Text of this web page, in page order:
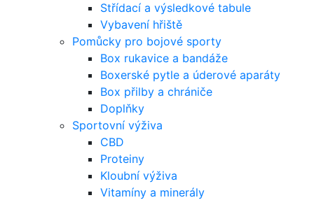
Střídací a výsledkové tabule
Vybavení hřiště
Pomůcky pro bojové sporty
Box rukavice a bandáže
Boxerské pytle a úderové aparáty
Box přilby a chrániče
Doplňky
Sportovní výživa
CBD
Proteiny
Kloubní výživa
Vitamíny a minerály